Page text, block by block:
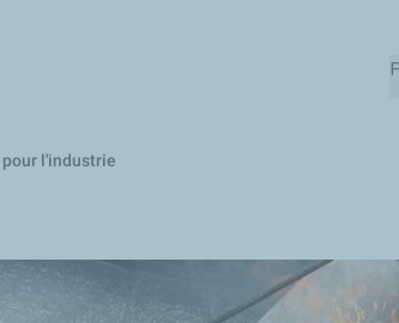
l'industrie